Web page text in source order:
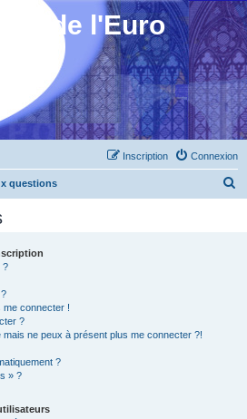
de l'Euro
Connexion
Inscription
questions
?
me connecter !
?
mais ne peux à présent plus me connecter ?!
?
» ?